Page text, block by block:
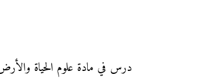
درس في مادة علوم الحياة والأرض